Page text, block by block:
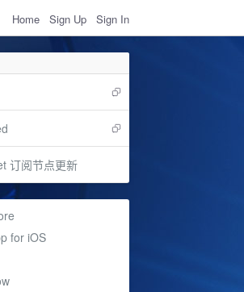
Home Sign Up Sign In
订阅节点更新
for iOS